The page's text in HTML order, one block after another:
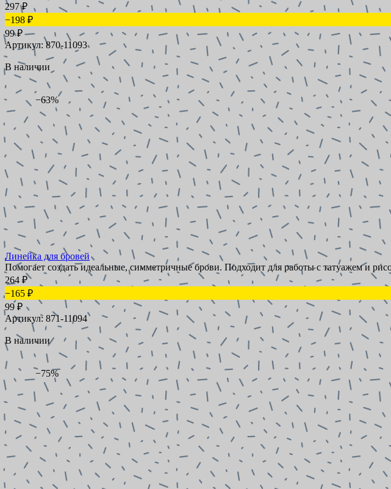
297₽
−198 ₽
99₽
Артикул: 870-11093
В наличии
−63%
Линейка для бровей
Помогает создать идеальные, симметричные брови. Подходит для работы с татуажем и
264 ₽
−165 ₽
99 ₽
Артикул: 871-11094
В наличии
−75%